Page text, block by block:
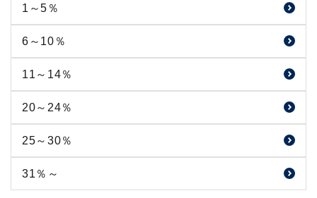
1～5％
6～10％
11～14％
20～24％
25～30％
31％～